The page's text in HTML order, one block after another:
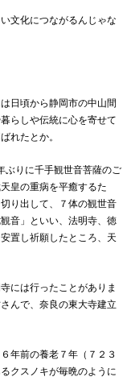
文化につながるんじゃな
日頃から静岡市の中山間
らしや伝統に心を寄せて
れたとか。
ぶりに千手観世音菩薩のご
皇の重病を平癒するた
り出して、７体の観世音
音」といい、法明寺、徳
置し祈願したところ、天
には行ったことがありま
んで、奈良の東大寺建立
年前の養老７年（７２３
クスノキが毎晩のように